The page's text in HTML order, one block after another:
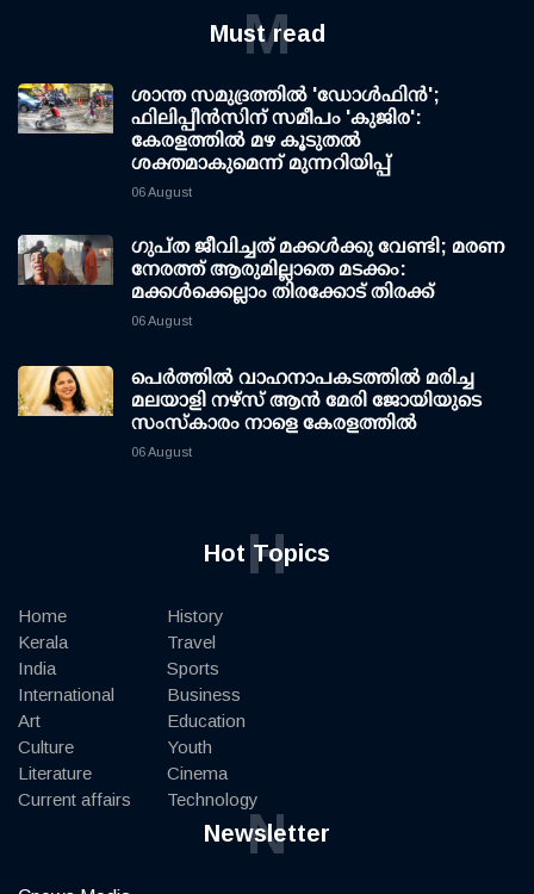
Must read
M
ശാന്ത സമുദ്രത്തില്‍ 'ഡോള്‍ഫിന്‍';
ഫിലിപ്പീന്‍സിന് സമീപം 'കുജിര':
കേരളത്തില്‍ മഴ കൂടുതല്‍
ശക്തമാകുമെന്ന് മുന്നറിയിപ്പ്
06 August
ഗുപ്ത ജീവിച്ചത് മക്കള്‍ക്കു വേണ്ടി; മരണ
നേരത്ത് ആരുമില്ലാതെ മടക്കം:
മക്കള്‍ക്കെല്ലാം തിരക്കോട് തിരക്ക്
06 August
പെർത്തിൽ വാഹനാപകടത്തിൽ മരിച്ച
മലയാളി നഴ്സ് ആൻ മേരി ജോയിയുടെ
സംസ്കാരം നാളെ കേരളത്തിൽ
06 August
Hot Topics
H
Home
Kerala
India
International
Art
Culture
Literature
Current affairs
History
Travel
Sports
Business
Education
Youth
Cinema
Technology
Newsletter
N